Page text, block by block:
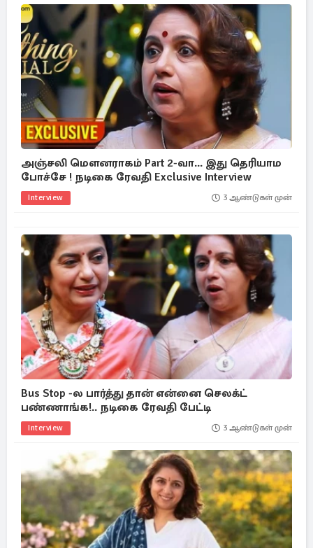
அஞ்சலி மௌனராகம் Part 2-வா... இது தெரியாம
போச்சே ! நடிகை ரேவதி Exclusive Interview
Interview 3 ஆண்டுகள் முன்
Bus Stop -ல பார்த்து தான் என்னை செலக்ட்
பண்ணாங்க!.. நடிகை ரேவதி பேட்டி
Interview 3 ஆண்டுகள் முன்